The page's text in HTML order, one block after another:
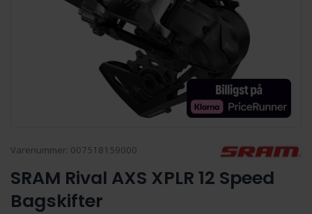
Varenummer: 007518159000
SRAM Rival AXS XPLR 12 Speed
Bagskifter